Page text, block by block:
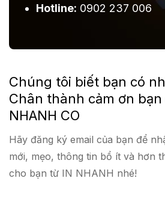
Hotline: 0902 237 006
Chúng tôi biết bạn có
Chân thành cảm ơn
NHANH CO
Hãy đăng ký email của bạn để
mới, mẹo, thông tin bổ ít và hơn
cho bạn từ IN NHANH nhé!